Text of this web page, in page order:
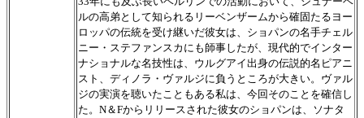
ルの高弟として知られるリーベンザームから確固たるヨー
ロッパの伝統を受け継いだ彼女は、ショパンの名手チェル
ニー・ステファンスカにも師事したが、現代的でインター
ナショナルな名技性は、ウルグアイ出身の伝説的名ピアニ
スト、ディノラ・ヴァルジに負うところが大きい。ヴァル
ジの実演を聴いたこともある私は、今回そのことを確信し
た。N＆Fからリリースされた彼女のショパンは、ソナタ